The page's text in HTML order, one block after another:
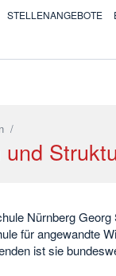
STELLENANGEBOTE
/
Nürnberg Georg
für angewandte
ist sie